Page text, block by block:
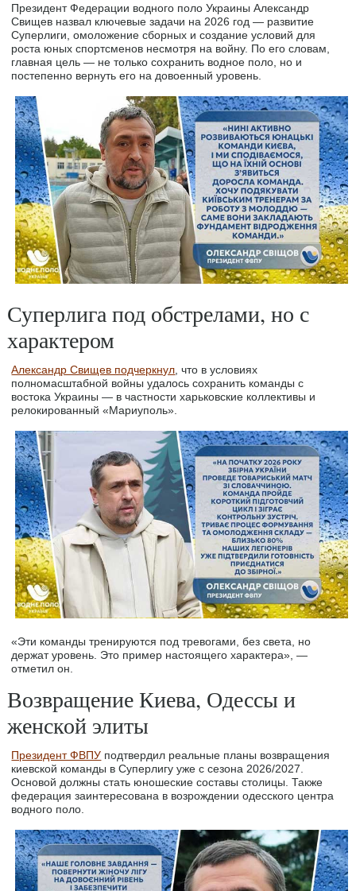
Президент Федерации водного поло Украины Александр
Свищев назвал ключевые задачи на 2026 год — развитие
Суперлиги, омоложение сборных и создание условий для
роста юных спортсменов несмотря на войну. По его словам,
главная цель — не только сохранить водное поло, но и
постепенно вернуть его на довоенный уровень.
Суперлига под обстрелами, но с
характером
Александр Свищев подчеркнул , что в условиях
полномасштабной войны удалось сохранить команды с
востока Украины — в частности харьковские коллективы и
релокированный «Мариуполь».
«Эти команды тренируются под тревогами, без света, но
держат уровень. Это пример настоящего характера», —
отметил он.
Возвращение Киева, Одессы и
женской элиты
Президент ФВПУ подтвердил реальные планы возвращения
киевской команды в Суперлигу уже с сезона 2026/2027.
Основой должны стать юношеские составы столицы. Также
федерация заинтересована в возрождении одесского центра
водного поло.